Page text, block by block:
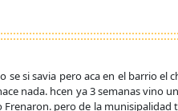
se si savia pero aca en el barrio
nada. hcen ya 3 semanas vino
Frenaron. pero de la